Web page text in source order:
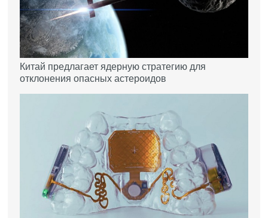
Китай предлагает ядерную стратегию для
отклонения опасных астероидов